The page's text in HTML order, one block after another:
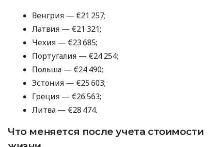
Венгрия — €21 257;
Латвия — €21 321;
Чехия — €23 685;
Португалия — €24 254;
Польша — €24 490;
Эстония — €25 603;
Греция — €26 563;
Литва — €28 474.
Что меняется после учета стоимости